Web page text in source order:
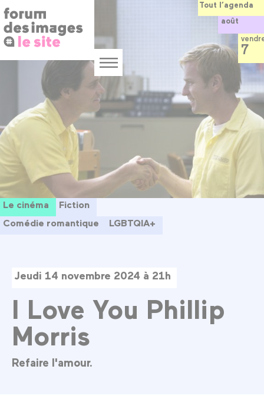
au
contenu
principal
Menu
Le cinéma
Fiction
Comédie romantique
LGBTQIA+
Jeudi 14 novembre 2024 à 21h
I Love You Phillip
Morris
Refaire l'amour.
Tout l’agenda
août
7